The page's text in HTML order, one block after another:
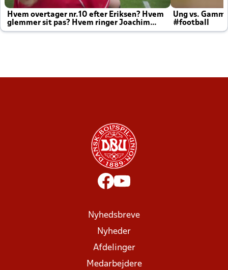
Hvem overtager nr.10 efter Eriksen? Hvem
glemmer sit pas? Hvem ringer Joachim
altid til efter kampe?
Ung vs.
#football
Nyhedsbreve
Nyheder
Afdelinger
Medarbejdere